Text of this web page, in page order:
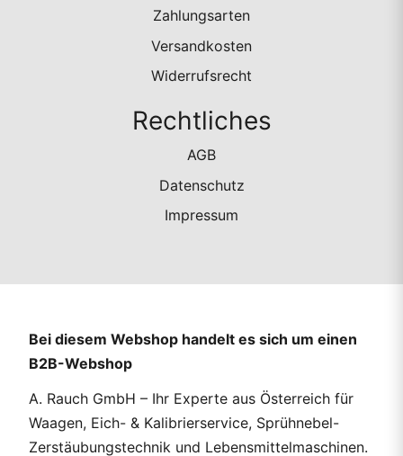
Zahlungsarten
Versandkosten
Widerrufsrecht
Rechtliches
AGB
Datenschutz
Impressum
Bei diesem Webshop handelt es sich um einen
B2B-Webshop
A. Rauch GmbH – Ihr Experte aus Österreich für
Waagen, Eich- & Kalibrierservice, Sprühnebel-
Zerstäubungstechnik und Lebensmittelmaschinen.